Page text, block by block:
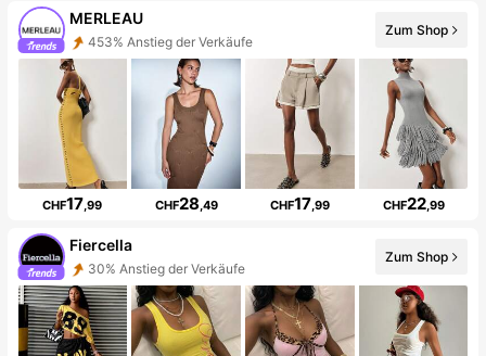
MERLEAU
453% Anstieg der Verkäufe
Zum Shop
CHF17,99 CHF28,49 CHF17,99 CHF22,99
Fiercella
30% Anstieg der Verkäufe
Zum Shop